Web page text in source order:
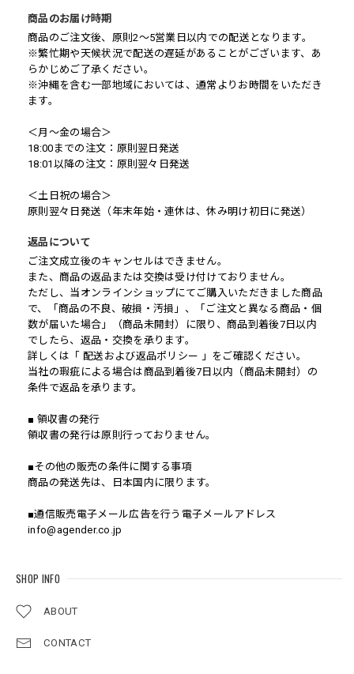
SHOP INFO
ABOUT
CONTACT
商品のお届け時期
商品のご注文後、原則2～5営業日以内での配送となります。
※繁忙期や天候状況で配送の遅延があることがございます、あ
らかじめご了承ください。
※沖縄を含む一部地域においては、通常よりお時間をいただき
ます。
＜月〜金の場合＞
18:00までの注文：原則翌日発送
18:01以降の注文：原則翌々日発送
＜土日祝の場合＞
原則翌々日発送（年末年始・連休は、休み明け初日に発送）
返品について
ご注文成立後のキャンセルはできません。
また、商品の返品または交換は受け付けておりません。
ただし、当オンラインショップにてご購入いただきました商品
で、「商品の不良、破損・汚損」、「ご注文と異なる商品・個
数が届いた場合」（商品未開封）に限り、商品到着後7日以内
でしたら、返品・交換を承ります。
詳しくは「 配送および返品ポリシー 」をご確認ください。
当社の瑕疵による場合は商品到着後7日以内（商品未開封）の
条件で返品を承ります。
■ 領収書の発行
領収書の発行は原則行っておりません。
■その他の販売の条件に関する事項
商品の発送先は、日本国内に限ります。
■通信販売電子メール広告を行う電子メールアドレス
info@agender.co.jp